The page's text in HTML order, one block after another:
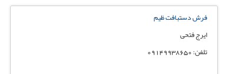
فرش دستبافت ظیم
ایرج فتحی
تلفن: 09149938650